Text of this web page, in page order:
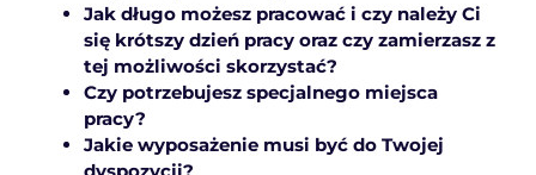
Jak długo możesz pracować i czy należy Ci
się krótszy dzień pracy oraz czy zamierzasz z
tej możliwości skorzystać?
Czy potrzebujesz specjalnego miejsca
pracy?
Jakie wyposażenie musi być do Twojej
dyspozycji?